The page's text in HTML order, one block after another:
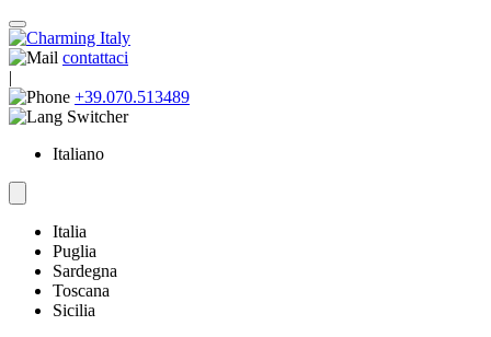
contattaci
|
+39.070.513489
Italiano
Italia
Puglia
Sardegna
Toscana
Sicilia